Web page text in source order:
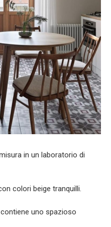
in un laboratorio di
colori beige tranquilli.
uno spazioso